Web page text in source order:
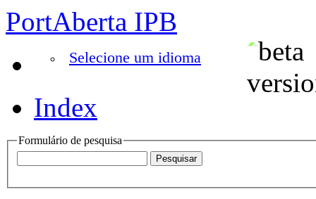
PortAberta IPB
Selecione um idioma
Index
Formulário de pesquisa